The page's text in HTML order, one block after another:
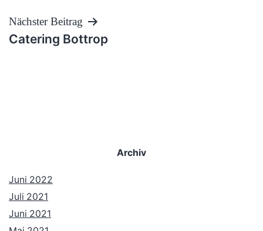
Nächster Beitrag
Catering Bottrop
Archiv
Juni 2022
Juli 2021
Juni 2021